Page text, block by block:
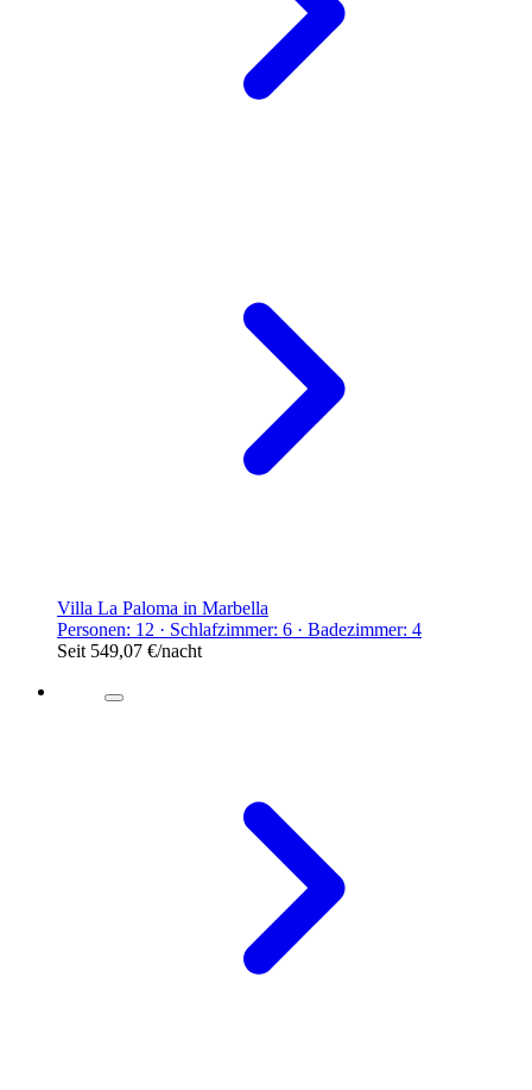
Villa La Paloma in Marbella
Personen: 12 · Schlafzimmer: 6 · Badezimmer: 4
Seit 549,07 €/nacht